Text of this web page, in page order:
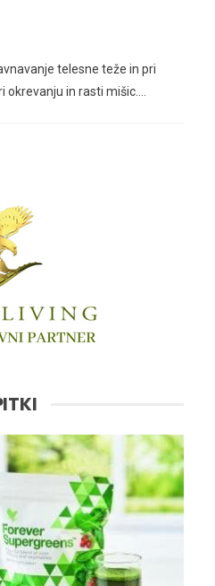
telesne teže in pri
in rasti mišic.…